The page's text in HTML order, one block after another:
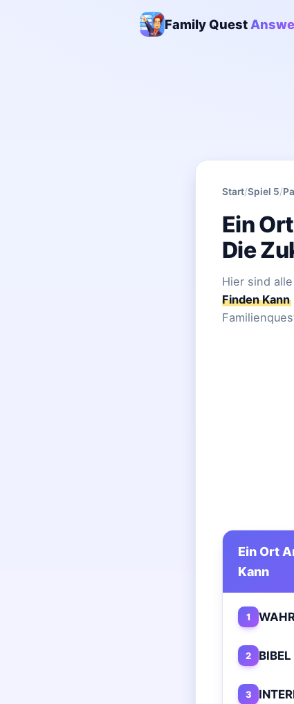
Family Quest
Start/Spiel 5/
Ein
Die
Hier sind
Finden Kann
Ein Ort
Kann
1
2 BIBEL
3